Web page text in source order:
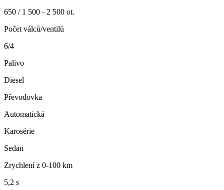
650 / 1 500 - 2 500 ot.
Počet válců/ventilů
6/4
Palivo
Diesel
Převodovka
Automatická
Karosérie
Sedan
Zrychlení z 0-100 km
5,2 s